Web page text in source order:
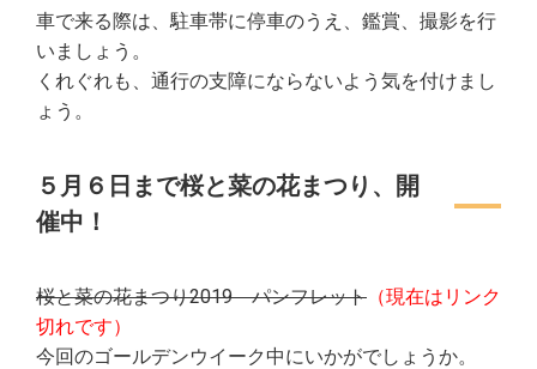
車で来る際は、駐車帯に停車のうえ、鑑賞、撮影を行
いましょう。
くれぐれも、通行の支障にならないよう気を付けまし
ょう。
５月６日まで桜と菜の花まつり、開
催中！
桜と菜の花まつり2019 パンフレット （現在はリンク
切れです）
今回のゴールデンウイーク中にいかがでしょうか。